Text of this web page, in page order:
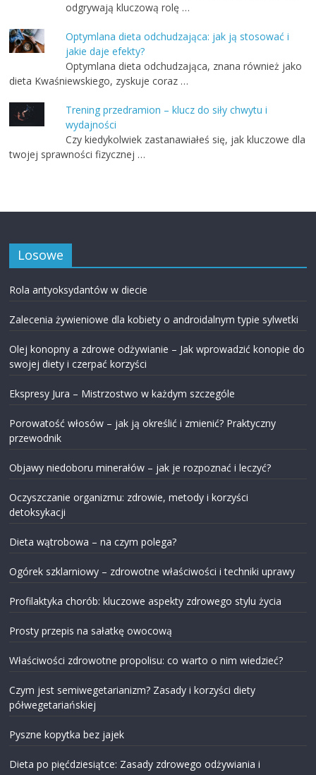
odgrywają kluczową rolę …
Optymlana dieta odchudzająca: jak ją stosować i
jakie daje efekty?
Optymlana dieta odchudzająca, znana również jako
dieta Kwaśniewskiego, zyskuje coraz …
Trening przedramion – klucz do siły chwytu i
wydajności
Czy kiedykolwiek zastanawiałeś się, jak kluczowe dla
twojej sprawności fizycznej …
Losowe
Rola antyoksydantów w diecie
Zalecenia żywieniowe dla kobiety o androidalnym typie sylwetki
Olej konopny a zdrowe odżywianie – Jak wprowadzić konopie do
swojej diety i czerpać korzyści
Ekspresy Jura – Mistrzostwo w każdym szczególe
Porowatość włosów – jak ją określić i zmienić? Praktyczny
przewodnik
Objawy niedoboru minerałów – jak je rozpoznać i leczyć?
Oczyszczanie organizmu: zdrowie, metody i korzyści
detoksykacji
Dieta wątrobowa – na czym polega?
Ogórek szklarniowy – zdrowotne właściwości i techniki uprawy
Profilaktyka chorób: kluczowe aspekty zdrowego stylu życia
Prosty przepis na sałatkę owocową
Właściwości zdrowotne propolisu: co warto o nim wiedzieć?
Czym jest semiwegetarianizm? Zasady i korzyści diety
półwegetariańskiej
Pyszne kopytka bez jajek
Dieta po pięćdziesiątce: Zasady zdrowego odżywiania i